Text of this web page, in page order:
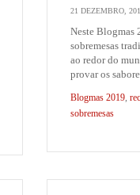
21 DEZEMBRO,
Neste Blogmas
sobremesas
ao redor do
provar os
Blogmas 2019
sobremesas